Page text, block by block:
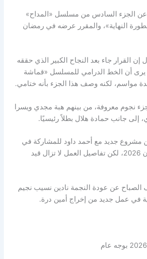
عن الجزء السادس من مسلسل «المداح»
النهاية»، والمقرر عرضه في رمضان
القرار جاء بعد النجاح الكبير الذي حققه
يرى أن الخط الدرامي للمسلسل «قماشة
مواسم، لكنه وصف هذا الجزء بأنه ختامي.
نجوم معروفة، من بينهم هبة مجدي ويسرا
إلى جانب حمادة هلال بطلاً رئيسيًا.
مشروع جديد مع أحمد داود للمشاركة في
مسلسل خلال رمضان 2026، لكن تفاصيل العمل لا تزال قيد
عن عودة النجمة نادين نسيب نجيم
في عمل جديد من إخراج أمين درة.